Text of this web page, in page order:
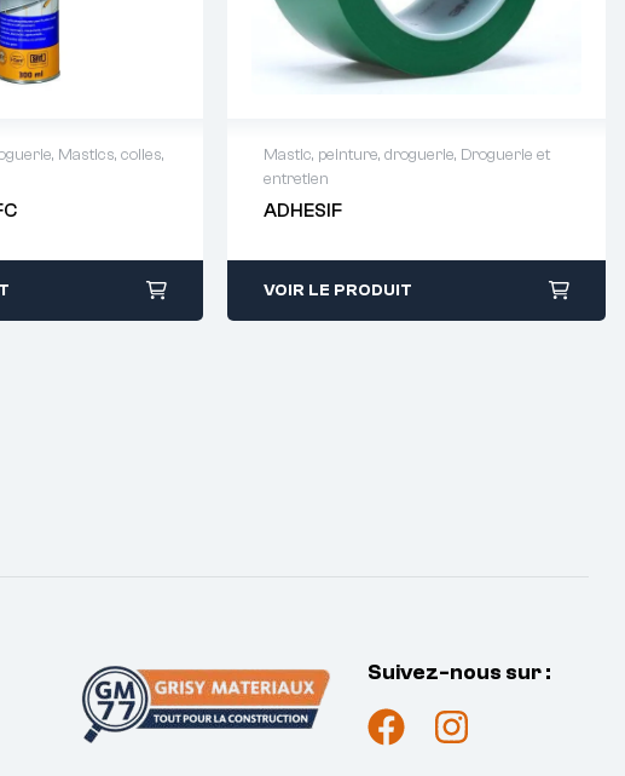
, Mastics, colles,
: 01 64 88 93
Mastic, peinture, droguerie, Droguerie et
entretien
ADHESIF
Demande de devis : 01 64 88 93
38
VOIR LE PRODUIT
Suivez-nous sur :